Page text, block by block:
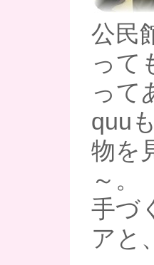
公民
って
って
quu
物を
～。
手づ
アと